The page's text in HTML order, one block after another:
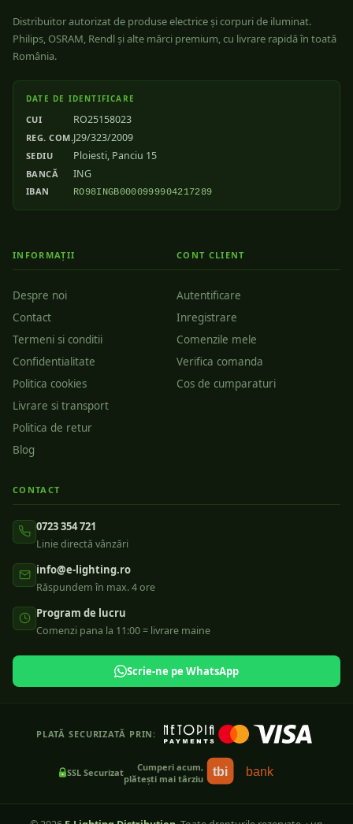
Distribuitor autorizat de produse electrice și corpuri de iluminat.
Philips, OSRAM, Rendl și alte mărci premium, cu livrare rapidă în toată
România.
DATE DE IDENTIFICARE
CUI RO25158023
REG. COM.J29/323/2009
SEDIU Ploiesti, Panciu 15
BANCĂ ING
IBAN RO98INGB0000999904217289
INFORMAȚII
Despre noi
Contact
Termeni si conditii
Confidentialitate
Politica cookies
Livrare si transport
Politica de retur
Blog
CONT CLIENT
Autentificare
Inregistrare
Comenzile mele
Verifica comanda
Cos de cumparaturi
CONTACT
0723 354 721
Linie directă vânzări
info@e-lighting.ro
Răspundem în max. 4 ore
Program de lucru
Comenzi pana la 11:00 = livrare maine
Scrie-ne pe WhatsApp
PLATĂ SECURIZATĂ PRIN:
SSL Securizat
Cumperi acum,
plătești mai târziu
tbi bank